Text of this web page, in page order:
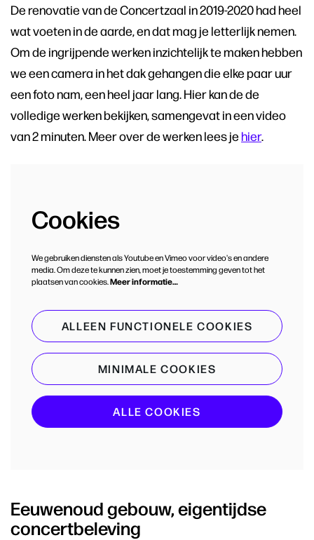
De renovatie van de Concertzaal in 2019-2020 had heel
wat voeten in de aarde, en dat mag je letterlijk nemen.
Om de ingrijpende werken inzichtelijk te maken hebben
we een camera in het dak gehangen die elke paar uur
een foto nam, een heel jaar lang. Hier kan de de
volledige werken bekijken, samengevat in een video
van 2 minuten. Meer over de werken lees jehier.
Cookies
We gebruiken diensten als Youtube en Vimeo voor video's en andere
media. Om deze te kunnen zien, moet je toestemming geven tot het
plaatsen van cookies.Meer informatie…
ALLEEN FUNCTIONELE COOKIES
MINIMALE COOKIES
ALLE COOKIES
Eeuwenoud gebouw, eigentijdse
concertbeleving